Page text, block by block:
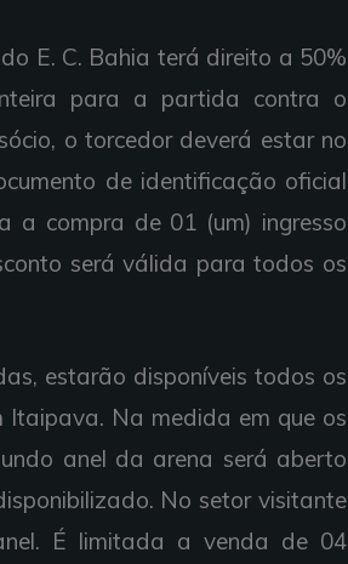
E. C. Bahia terá direito a 50%
para a partida contra o
o torcedor deverá estar no
de identificação oficial
a compra de 01 (um) ingresso
será válida para todos os
estarão disponíveis todos os
Itaipava. Na medida em que os
anel da arena será aberto
No setor visitante
É limitada a venda de 04